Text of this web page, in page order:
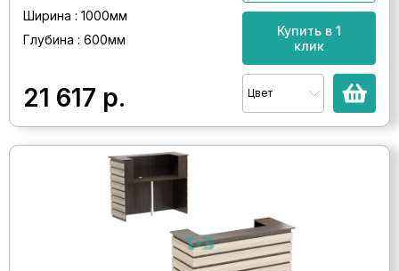
Ширина : 1000мм
Глубина : 600мм
21 617 р.
Купить в 1
клик
Цвет